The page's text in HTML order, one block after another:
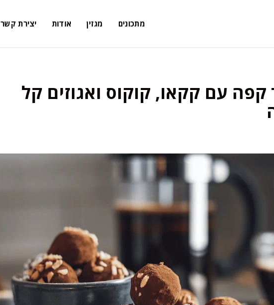
מתכונים מגזין אודות יצירת קשר
עם קקאו, קוקוס ואגוזים קל